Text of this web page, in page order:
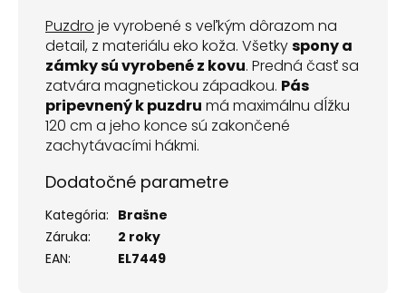
Puzdro je vyrobené s veľkým dôrazom na
detail, z materiálu eko koža. Všetkyspony a
zámky sú vyrobené z kovu. Predná časť sa
zatvára magnetickou západkou. Pás
pripevnený k puzdru má maximálnu dĺžku
120 cm a jeho konce sú zakončené
zachytávacími hákmi.
Dodatočné parametre
Kategória: Brašne
Záruka:
2 roky
EAN: EL7449